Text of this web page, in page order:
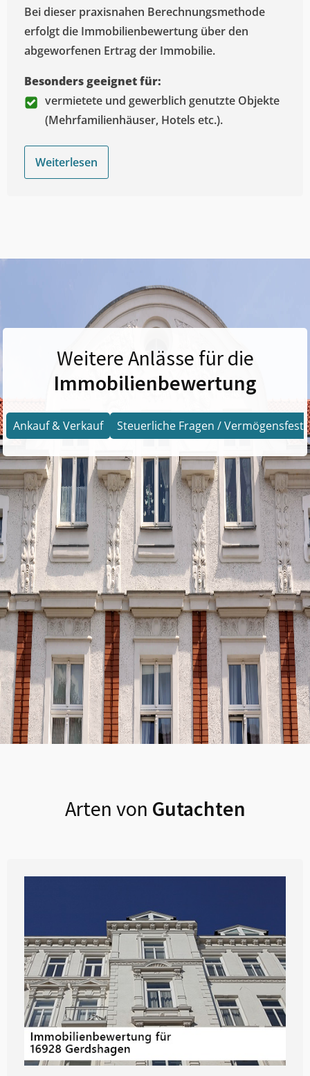
Bei dieser praxisnahen Berechnungsmethode
erfolgt die Immobilienbewertung über den
abgeworfenen Ertrag der Immobilie.
Besonders geeignet für:
vermietete und gewerblich genutzte Objekte
(Mehrfamilienhäuser, Hotels etc.).
Weiterlesen
Weitere Anlässe für die
Immobilienbewertung
Ankauf & Verkauf Steuerliche Fragen /
Arten von Gutachten